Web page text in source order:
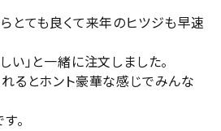
とても良くて来年のヒツジも早速
い」と一緒に注文しました。
るとホント豪華な感じでみんな
。